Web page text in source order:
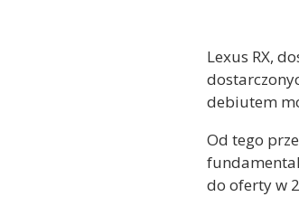
Lexus RX,
debiutem
Od tego
do oferty w